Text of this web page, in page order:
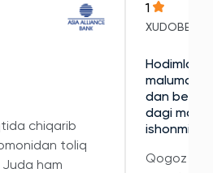
chiqarib
toliq
ham
1
XUDOBERDI
Hodimlari
malumotni
dan
dagi
ishonmidi
Qogoz